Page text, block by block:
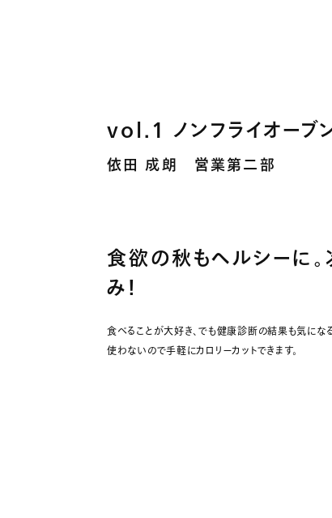
vol.1 ノンフライオー
依田 成朗 営業第二部
食欲の秋もヘルシーに
み!
食べることが大好き、でも健康診断の結果も気になる
使わないので手軽にカロリーカットできます。